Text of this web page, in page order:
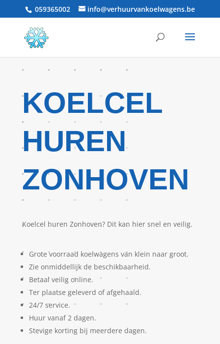
059365002 info@verhuurvankoelwagens.be
KOELCEL
HUREN
ZONHOVEN
Koelcel huren Zonhoven? Dit kan hier snel en veilig.
Grote voorraad koelwagens van klein naar groot.
Zie onmiddellijk de beschikbaarheid.
Betaal veilig online.
Ter plaatse geleverd of afgehaald.
24/7 service.
Huur vanaf 2 dagen.
Stevige korting bij meerdere dagen.